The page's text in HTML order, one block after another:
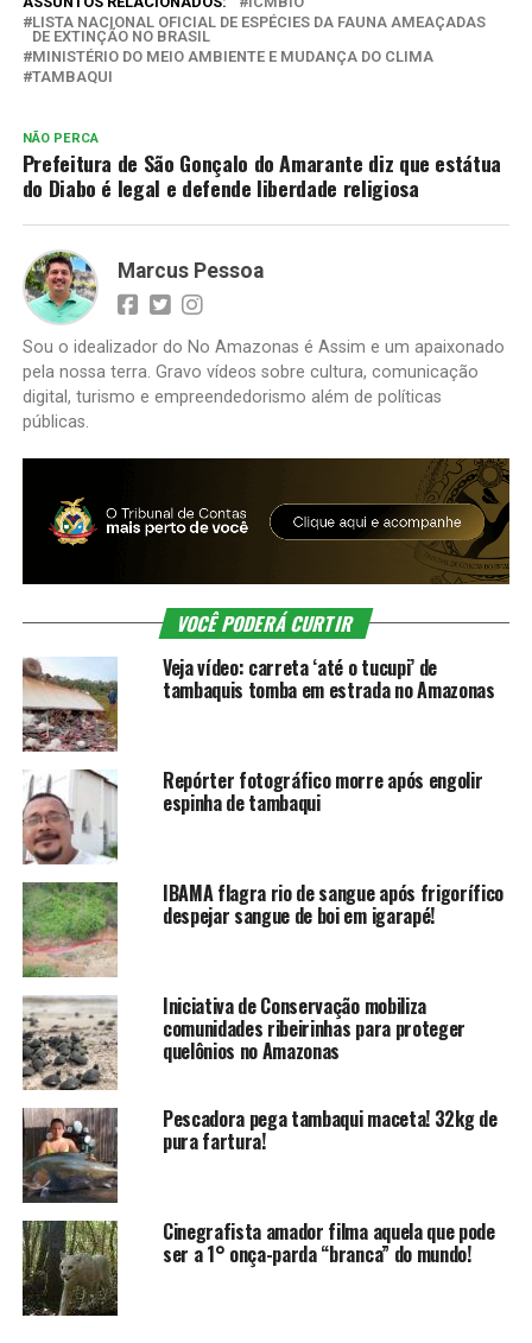
LISTA NACIONAL OFICIAL DE ESPÉCIES DA FAUNA AMEAÇADAS
DE EXTINÇÃO NO BRASIL
MINISTÉRIO DO MEIO AMBIENTE E MUDANÇA DO CLIMA
TAMBAQUI
NÃO PERCA
Prefeitura de São Gonçalo do Amarante diz que estátua
do Diabo é legal e defende liberdade religiosa
Marcus Pessoa
Sou o idealizador do No Amazonas é Assim e um apaixonado
pela nossa terra. Gravo vídeos sobre cultura, comunicação
digital, turismo e empreendedorismo além de políticas
públicas.
VOCÊ PODERÁ CURTIR
Veja vídeo: carreta ‘até o tucupi’ de
tambaquis tomba em estrada no Amazonas
Repórter fotográfico morre após engolir
espinha de tambaqui
IBAMA flagra rio de sangue após frigorífico
despejar sangue de boi em igarapé!
Iniciativa de Conservação mobiliza
comunidades ribeirinhas para proteger
quelônios no Amazonas
Pescadora pega tambaqui maceta! 32kg de
pura fartura!
Cinegrafista amador filma aquela que pode
ser a 1° onça-parda “branca” do mundo!